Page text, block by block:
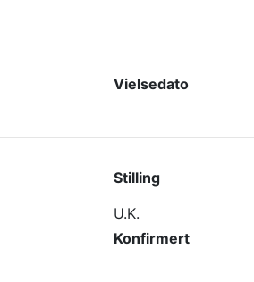
Vielsedato
Stilling
U.K.
Konfirmert